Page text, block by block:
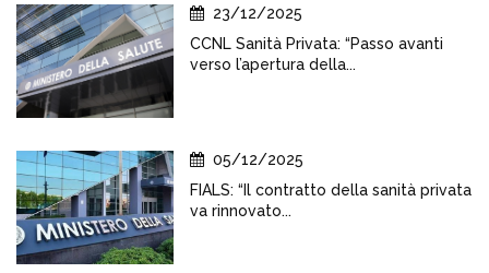
23/12/2025
CCNL Sanità Privata: “Passo avanti
verso l’apertura della...
05/12/2025
FIALS: “Il contratto della sanità privata
va rinnovato...